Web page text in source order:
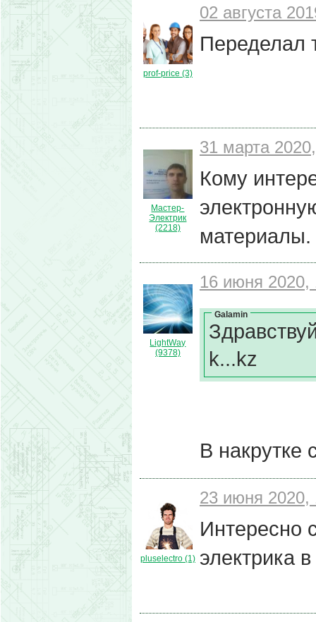
prof-price (3)
02 августа
Переделал
Мастер-
Электрик
(2218)
31 марта
Кому
материалы.
LightWay
(9378)
16 июня 2020,
Galamin
k...kz
В накрутке
pluselectro (1)
23 июня 2020,
Интересно
электрика